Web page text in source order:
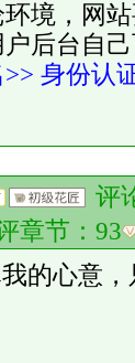
境，网
后台自
身份认
评
章节： 93
的心意